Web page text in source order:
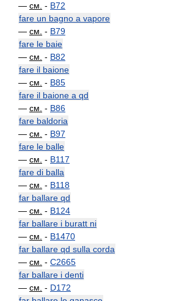
— см. - B72
fare un bagno a vapore
— см. - B79
fare le baie
— см. - B82
fare il baione
— см. - B85
fare il baione a qd
— см. - B86
fare baldoria
— см. - B97
fare le balle
— см. - B117
fare di balla
— см. - B118
far ballare qd
— см. - B124
far ballare i buratt ni
— см. - B1470
far ballare qd sulla corda
— см. - C2665
far ballare i denti
— см. - D172